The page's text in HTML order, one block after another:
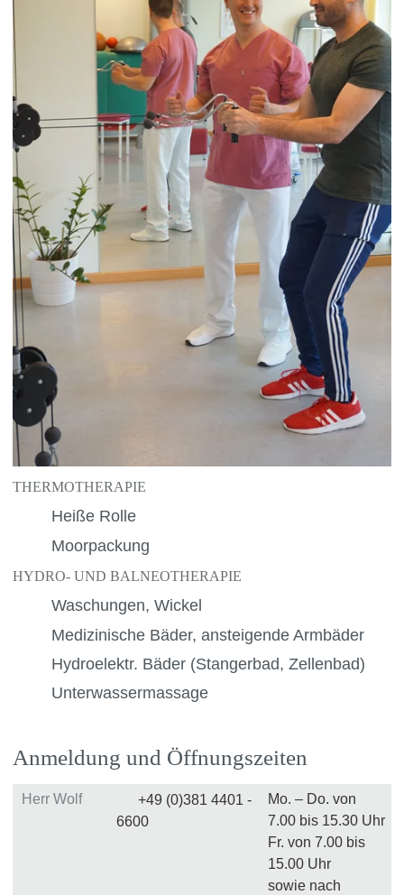
THERMOTHERAPIE
Heiße Rolle
Moorpackung
HYDRO- UND BALNEOTHERAPIE
Waschungen, Wickel
Medizinische Bäder, ansteigende Armbäder
Hydroelektr. Bäder (Stangerbad, Zellenbad)
Unterwassermassage
Anmeldung und Öffnungszeiten
Herr Wolf
+49 (0)381 4401 -
6600
Mo. – Do. von
7.00 bis 15.30 Uhr
Fr. von 7.00 bis
15.00 Uhr
sowie nach